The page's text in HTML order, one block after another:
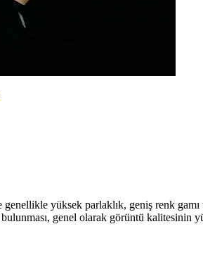
yüksek parlaklık, geniş renk
genel olarak görüntü kalitesinin